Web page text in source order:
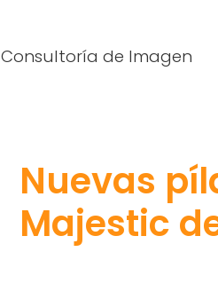
Consultoría de Imagen
Nuevas
Majestic